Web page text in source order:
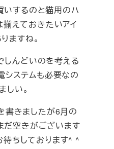
いするのと猫用のハ
揃えておきたいアイ
ますね。
しんどいのを考える
システムも必要なの
しい。
書きましたが6月の
だ空きがございます
ちしております^ ^